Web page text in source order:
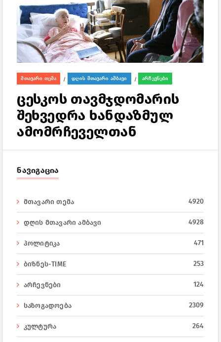
მთავარი თემა / დღის მთავარი ამბავი / არჩევნები
ცესკოს თავმჯდომარის
შეხვედრა ხანდაზმულ
ამომრჩეველთან
ნავიგაცია
მთავარი თემა 4920
დღის მთავარი ამბავი 4928
პოლიტიკა 471
ბიზნეს-TIME 253
არჩევნები 124
საზოგადოება 2309
კულტურა 264